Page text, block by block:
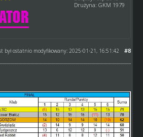
Drużyna: GKM 1979
#8
był ostatnio modyfikowany: 2025-01-21, 16:51:42